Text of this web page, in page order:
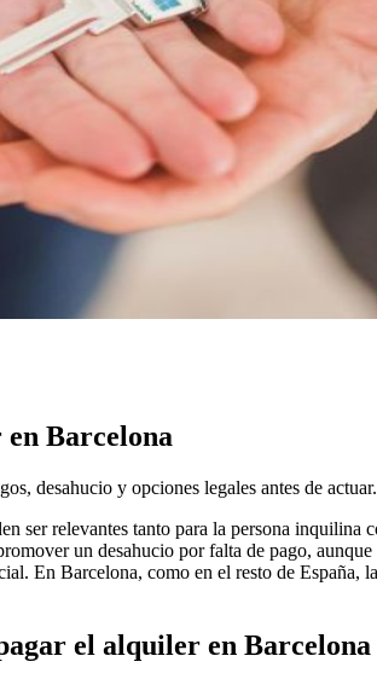
en Barcelona
desahucio y opciones legales antes de actuar.
ser relevantes tanto para la persona inquilina
un desahucio por falta de pago,
En Barcelona, como en el resto de
el alquiler en Barcelona